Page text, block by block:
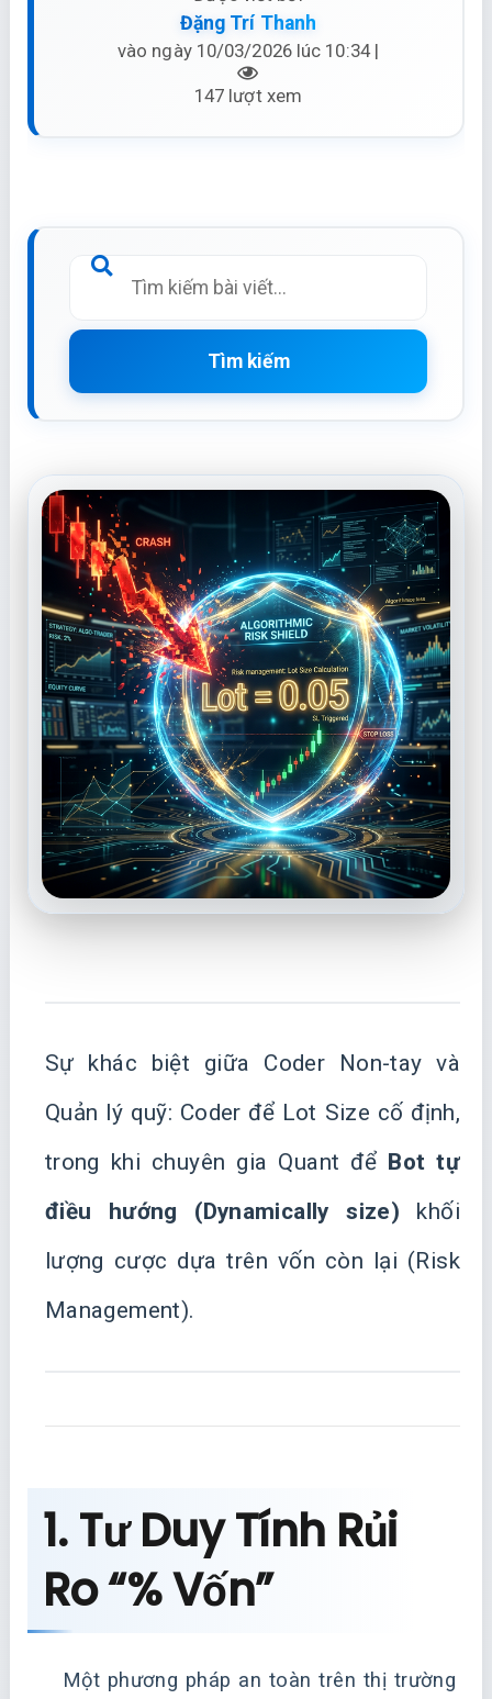
Đặng Trí Thanh
vào ngày 10/03/2026 lúc 10:34 |
147 lượt xem
Tìm kiếm
Sự khác biệt giữa Coder Non-tay và
Quản lý quỹ: Coder để Lot Size cố định,
trong khi chuyên gia Quant để Bot tự
điều hướng (Dynamically size) khối
lượng cược dựa trên vốn còn lại (Risk
Management).
1. Tư Duy Tính Rủi
Ro “% Vốn”
Một phương pháp an toàn trên thị trường